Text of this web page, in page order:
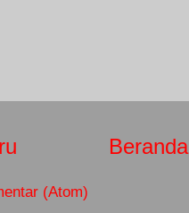
Beranda
(Atom)